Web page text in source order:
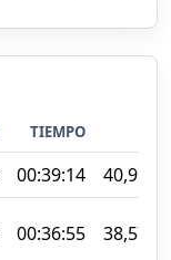
TIEMPO
00:39:14
40,99%
00:36:55 38,57%